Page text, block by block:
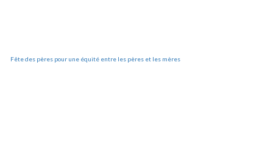
Fête des pères pour une équité entre les pères et les mères